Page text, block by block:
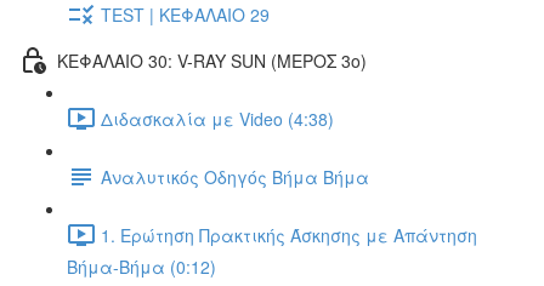
TEST | ΚΕΦΑΛΑΙΟ 29
ΚΕΦΑΛΑΙΟ 30: V-RAY SUN (ΜΕΡΟΣ 3o)
Διδασκαλία με Video (4:38)
Αναλυτικός Οδηγός Βήμα Βήμα
1. Ερώτηση Πρακτικής Άσκησης με Απάντηση
Βήμα-Βήμα (0:12)